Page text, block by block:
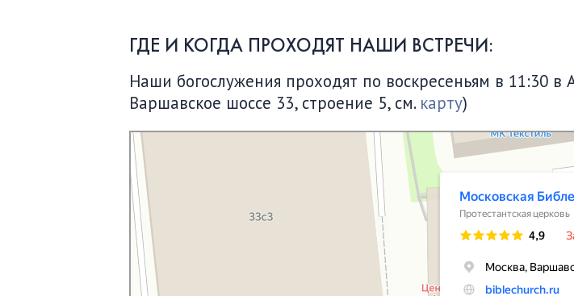
ГДЕ И КОГДА ПРОХОДЯТ НАШИ ВСТРЕЧИ:
Наши богослужения проходят по воскресеньям в 11:30
Варшавское шоссе 33, строение 5, см. карту)
Московская Библейская Церковь
Протестантская церковь в Москве